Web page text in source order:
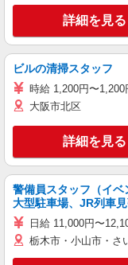
詳細を見る
ビルの清掃スタッフ
時給 1,200円〜1,200
大阪市北区
詳細を見る
警備員スタッフ（イベ
大型駐車場、JR列車見
日給 11,000円〜
栃木市・小山市・さ